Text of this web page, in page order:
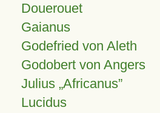
Douerouet
Gaianus
Godefried von Aleth
Godobert von Angers
Julius Africanus
Lucidus